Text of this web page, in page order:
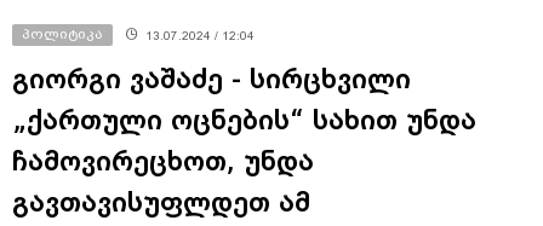
პოლიტიკა 13.07.2024 / 12:04
გიორგი ვაშაძე - სირცხვილი
„ქართული ოცნების“ სახით უნდა
ჩამოვირეცხოთ, უნდა
გავთავისუფლდეთ ამ